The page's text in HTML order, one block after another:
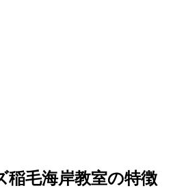
稲毛海岸教室の特徴